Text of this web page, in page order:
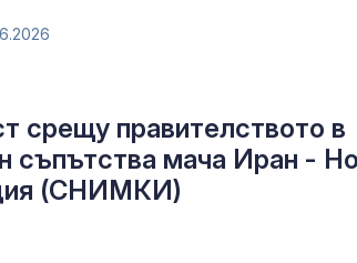
срещу правителството в
съпътства мача Иран -
(СНИМКИ)